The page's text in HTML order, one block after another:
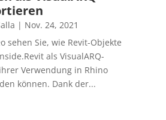
| Nov. 24, 2021
sehen Sie, wie Revit-Objekte
als VisualARQ-
Verwendung in Rhino
können. Dank der...